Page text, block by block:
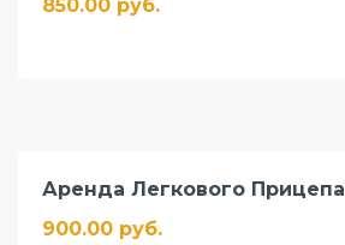
850.00 руб.
Аренда Легкового Прицепа
900.00 руб.